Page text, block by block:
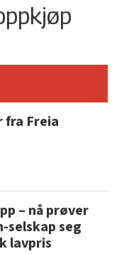
fra Freia
– nå prøver
selskap seg
lavpris